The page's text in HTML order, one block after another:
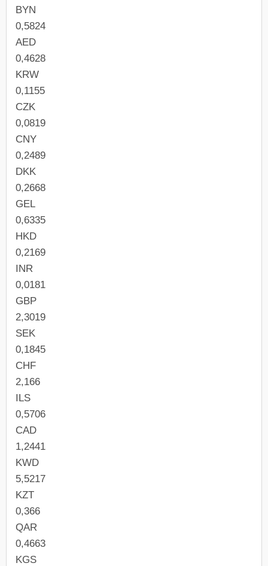
BYN
0,5824
AED
0,4628
KRW
0,1155
CZK
0,0819
CNY
0,2489
DKK
0,2668
GEL
0,6335
HKD
0,2169
INR
0,0181
GBP
2,3019
SEK
0,1845
CHF
2,166
ILS
0,5706
CAD
1,2441
KWD
5,5217
KZT
0,366
QAR
0,4663
KGS